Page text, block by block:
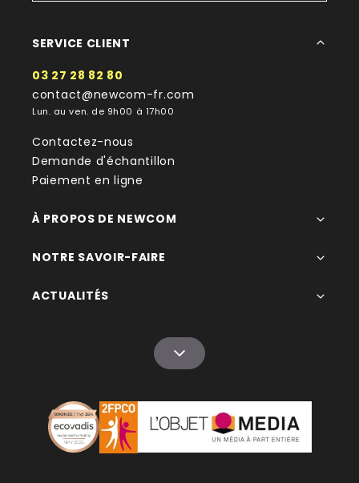
SERVICE CLIENT
03 27 28 82 80
contact@newcom-fr.com
Lun. au ven. de 9h00 à 17h00
Contactez-nous
Demande d'échantillon
Paiement en ligne
À PROPOS DE NEWCOM
NOTRE SAVOIR-FAIRE
ACTUALITÉS